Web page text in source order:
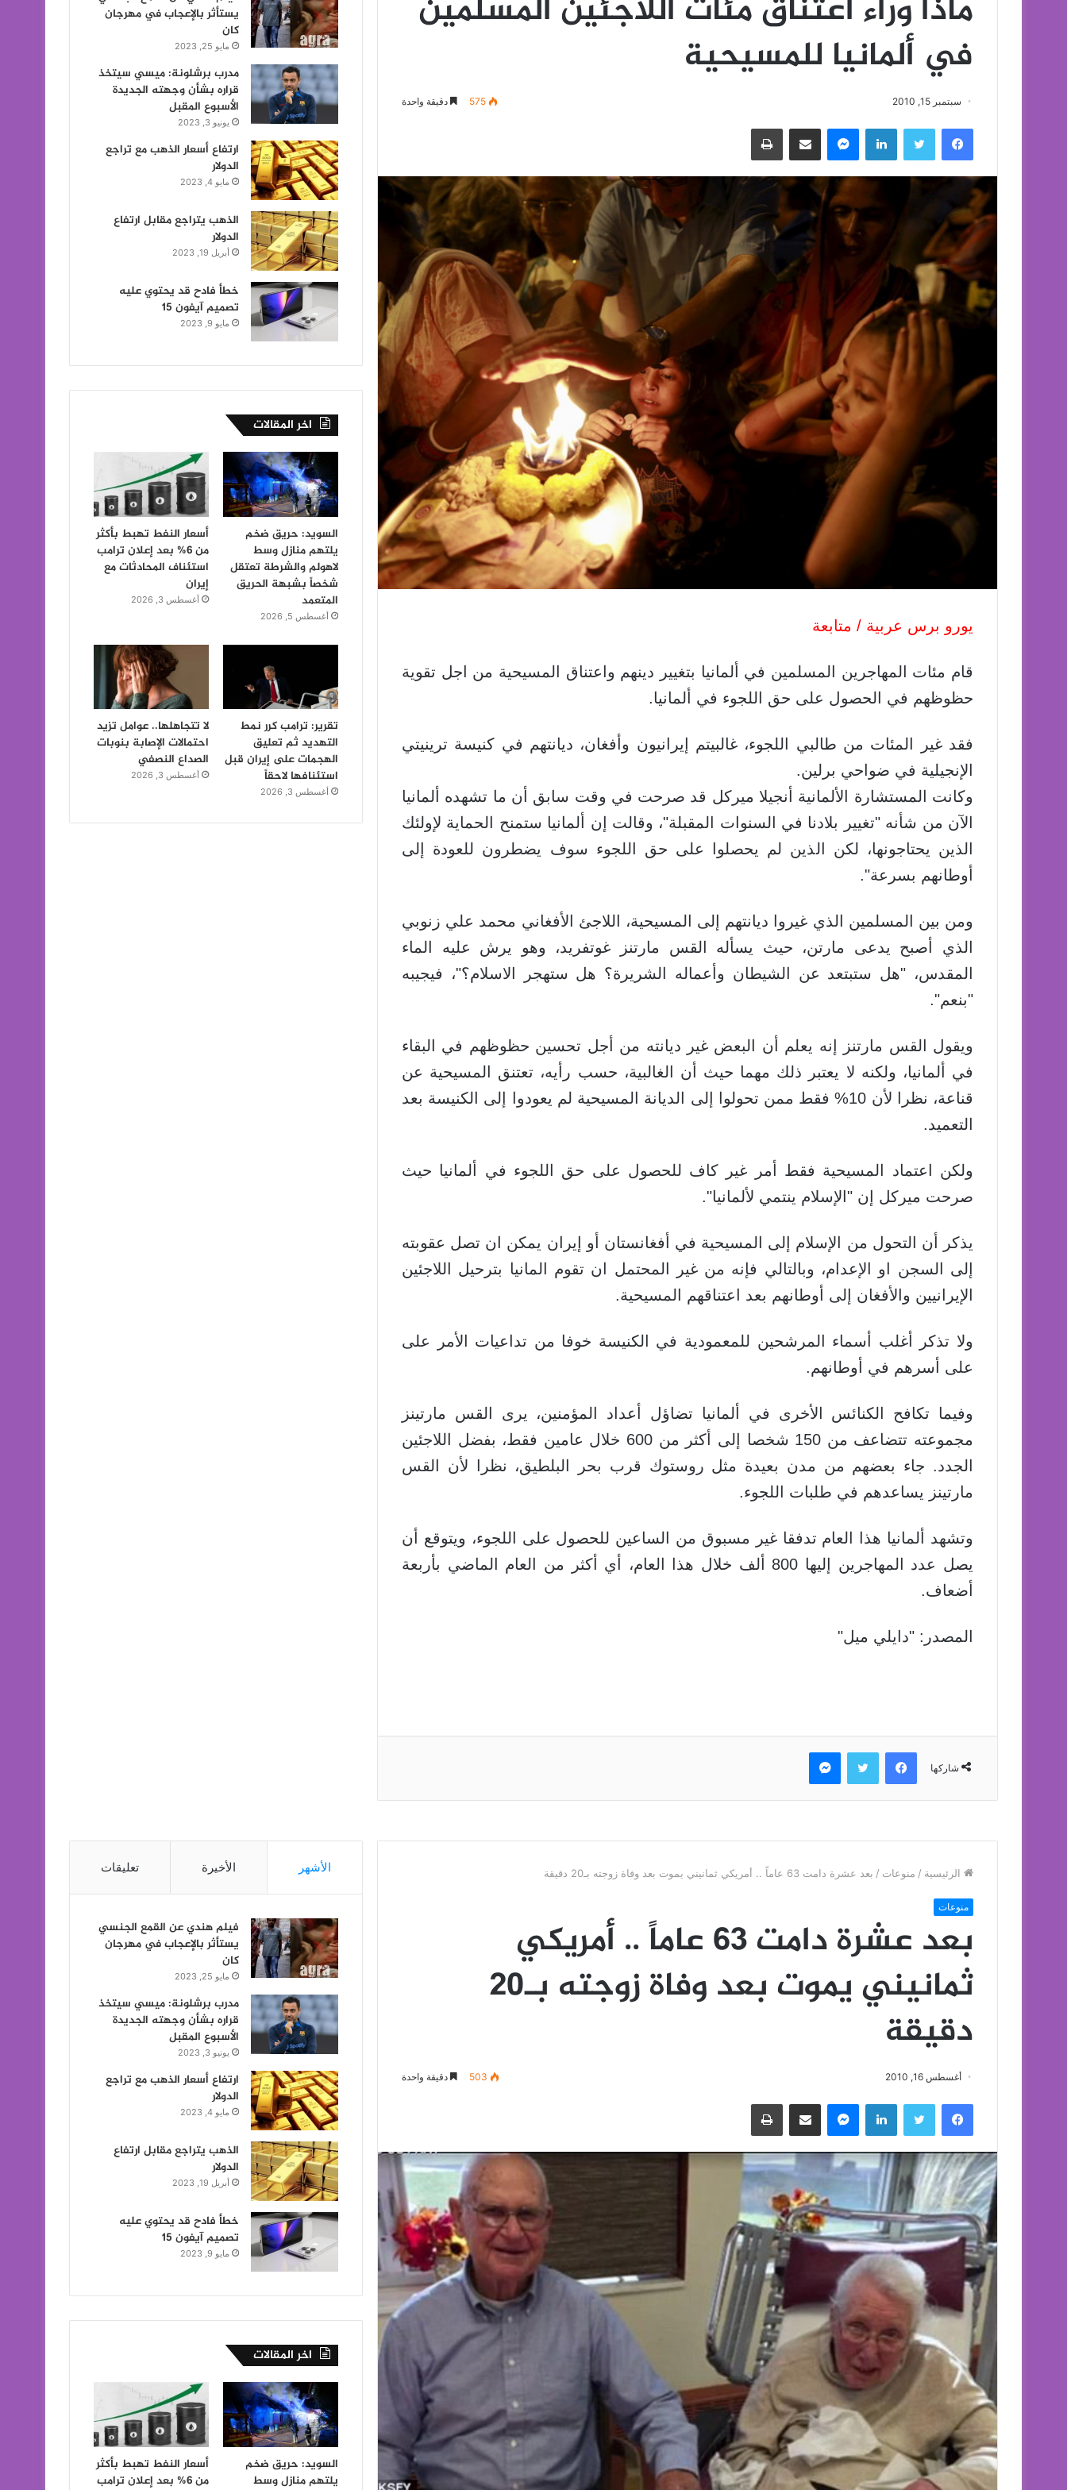
ماذا وراء اعتناق مئات اللاجئين المسلمين
في ألمانيا للمسيحية
سبتمبر 15, 2010 575 دقيقة واحدة
فيسبوك تويتر لينكدإن ماسنجر مشاركة عبر البريد طباعة
يورو برس عربية / متابعة
قام مئات المهاجرين المسلمين في ألمانيا بتغيير دينهم واعتناق المسيحية من اجل تقوية
حظوظهم في الحصول على حق اللجوء في ألمانيا.
فقد غير المئات من طالبي اللجوء، غالبيتم إيرانيون وأفغان، ديانتهم في كنيسة ترينيتي
الإنجيلية في ضواحي برلين.
وكانت المستشارة الألمانية أنجيلا ميركل قد صرحت في وقت سابق أن ما تشهده ألمانيا
الآن من شأنه "تغيير بلادنا في السنوات المقبلة"، وقالت إن ألمانيا ستمنح الحماية لإولئك
الذين يحتاجونها، لكن الذين لم يحصلوا على حق اللجوء سوف يضطرون للعودة إلى
أوطانهم بسرعة".
ومن بين المسلمين الذي غيروا ديانتهم إلى المسيحية، اللاجئ الأفغاني محمد علي زنوبي
الذي أصبح يدعى مارتن، حيث يسأله القس مارتنز غوتفريد، وهو يرش عليه الماء
المقدس، "هل ستبتعد عن الشيطان وأعماله الشريرة؟ هل ستهجر الاسلام؟"، فيجيبه
"بنعم".
ويقول القس مارتنز إنه يعلم أن البعض غير ديانته من أجل تحسين حظوظهم في البقاء
في ألمانيا، ولكنه لا يعتبر ذلك مهما حيث أن الغالبية، حسب رأيه، تعتنق المسيحية عن
قناعة، نظرا لأن 10% فقط ممن تحولوا إلى الديانة المسيحية لم يعودوا إلى الكنيسة بعد
التعميد.
ولكن اعتماد المسيحية فقط أمر غير كاف للحصول على حق اللجوء في ألمانيا حيث
صرحت ميركل إن "الإسلام ينتمي لألمانيا".
يذكر أن التحول من الإسلام إلى المسيحية في أفغانستان أو إيران يمكن ان تصل عقوبته
إلى السجن او الإعدام، وبالتالي فإنه من غير المحتمل ان تقوم المانيا بترحيل اللاجئين
الإيرانيين والأفغان إلى أوطانهم بعد اعتناقهم المسيحية.
ولا تذكر أغلب أسماء المرشحين للمعمودية في الكنيسة خوفا من تداعيات الأمر على
على أسرهم في أوطانهم.
وفيما تكافح الكنائس الأخرى في ألمانيا تضاؤل أعداد المؤمنين، يرى القس مارتينز
مجموعته تتضاعف من 150 شخصا إلى أكثر من 600 خلال عامين فقط، بفضل اللاجئين
الجدد. جاء بعضهم من مدن بعيدة مثل روستوك قرب بحر البلطيق، نظرا لأن القس
مارتينز يساعدهم في طلبات اللجوء.
وتشهد ألمانيا هذا العام تدفقا غير مسبوق من الساعين للحصول على اللجوء، ويتوقع أن
يصل عدد المهاجرين إليها 800 ألف خلال هذا العام، أي أكثر من العام الماضي بأربعة
أضعاف.
المصدر: "دايلي ميل"
شاركها
فيسبوك تويتر ماسنجر
يستأثر بالإعجاب في مهرجان
كان
مايو 25, 2023
مدرب برشلونة: ميسي سيتخذ
قراره بشأن وجهته الجديدة
الأسبوع المقبل
يونيو 3, 2023
ارتفاع أسعار الذهب مع تراجع
الدولار
مايو 4, 2023
الذهب يتراجع مقابل ارتفاع
الدولار
أبريل 19, 2023
خطأ فادح قد يحتوي عليه
تصميم آيفون 15
مايو 9, 2023
اخر المقالات
السويد: حريق ضخم
يلتهم منازل وسط
لاهولم والشرطة تعتقل
شخصاً بشبهة الحريق
المتعمد
أغسطس 5, 2026
أسعار النفط تهبط بأكثر
من 6% بعد إعلان ترامب
استئناف المحادثات مع
إيران
أغسطس 3, 2026
تقرير: ترامب كرر نمط
التهديد ثم تعليق
الهجمات على إيران قبل
استئنافها لاحقاً
أغسطس 3, 2026
لا تتجاهلها.. عوامل تزيد
احتمالات الإصابة بنوبات
الصداع النصفي
أغسطس 3, 2026